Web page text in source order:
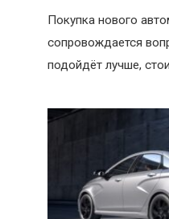
Покупка нового
сопровождается
подойдёт лучше,